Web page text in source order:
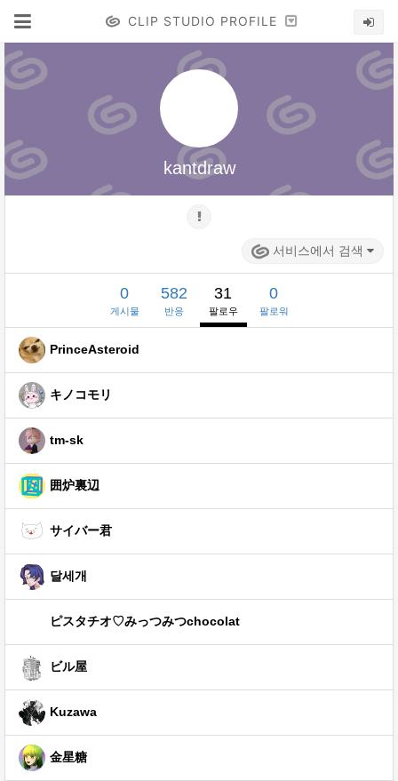
CLIP STUDIO PROFILE
kantdraw
서비스에서 검색
0
게시물
582
반응
31
팔로우
0
팔로워
PrinceAsteroid
キノコモリ
tm-sk
囲炉裏辺
サイバー君
달세개
ピスタチオ♡みっつみつchocolat
ビル屋
Kuzawa
金星糖